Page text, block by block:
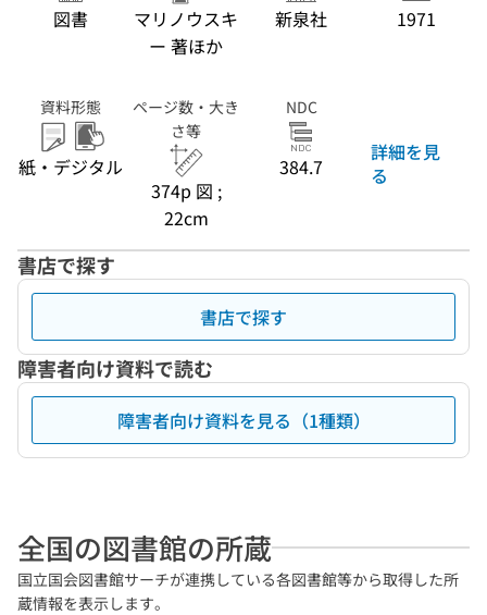
図書
マリノウスキ
ー 著ほか
新泉社 1971
資料形態
紙・デジタル
ページ数・大き
さ等
374p 図 ;
22cm
NDC
384.7
詳細を見
る
書店で探す
書店で探す
障害者向け資料で読む
障害者向け資料を見る（1種類）
全国の図書館の所蔵
国立国会図書館サーチが連携している各図書館等から取得した所
蔵情報を表示します。